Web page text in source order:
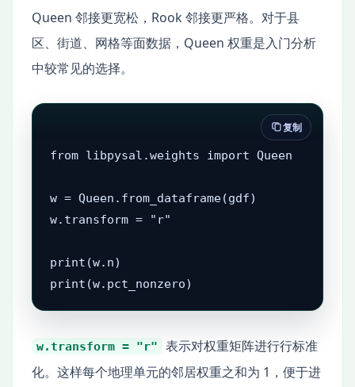
Queen 邻接更宽松，Rook 邻接更严格。对于县
区、街道、网格等面数据，Queen 权重是入门分析
中较常见的选择。
from libpysal.weights import Queen
w = Queen.from_dataframe(gdf)
w.transform = "r"
print(w.n)
print(w.pct_nonzero)
复制
w.transform = "r"
表示对权重矩阵进行行标准
化。这样每个地理单元的邻居权重之和为 1，便于进